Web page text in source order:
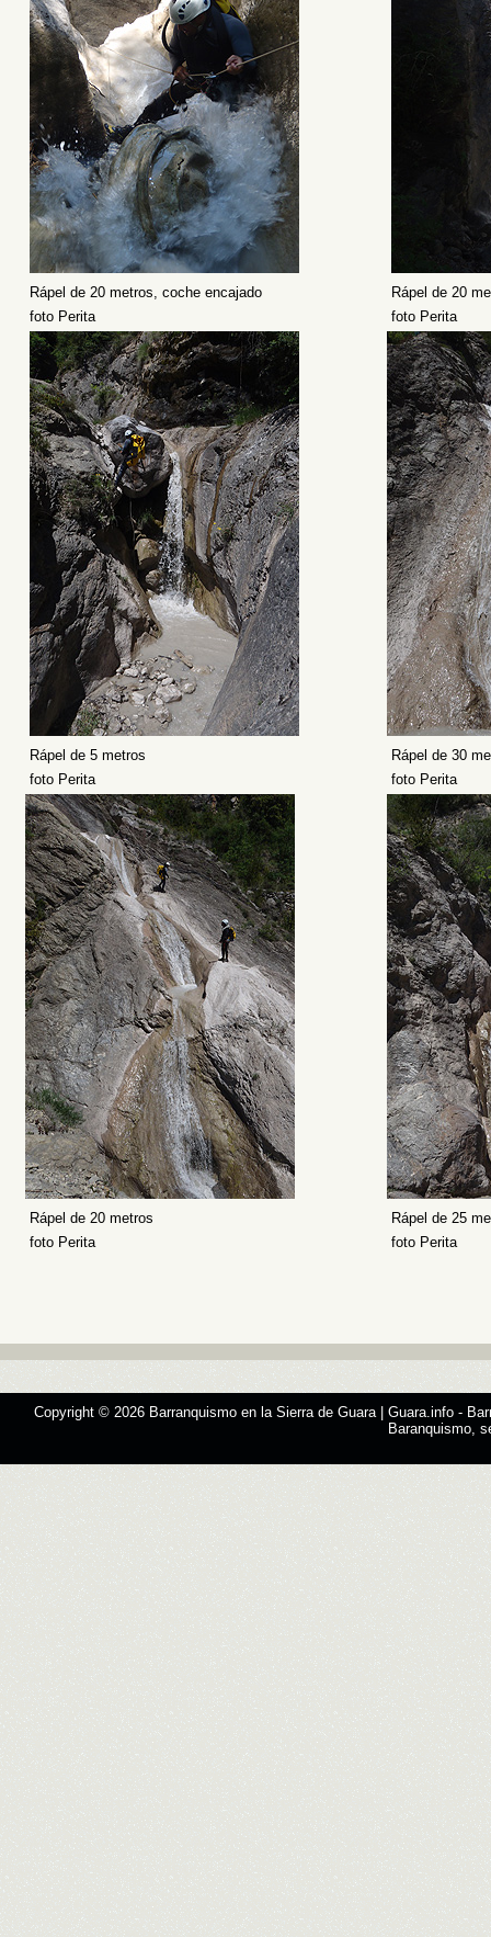
Rápel de 20 metros, coche encajado
Rápel de 20
foto Perita
foto Perita
Rápel de 5 metros
Rápel de 30
foto Perita
foto Perita
Rápel de 20 metros
Rápel de 25
foto Perita
foto Perita
Copyright © 2026 Barranquismo en la Sierra de Guara | Guara.info -
Baranquismo,